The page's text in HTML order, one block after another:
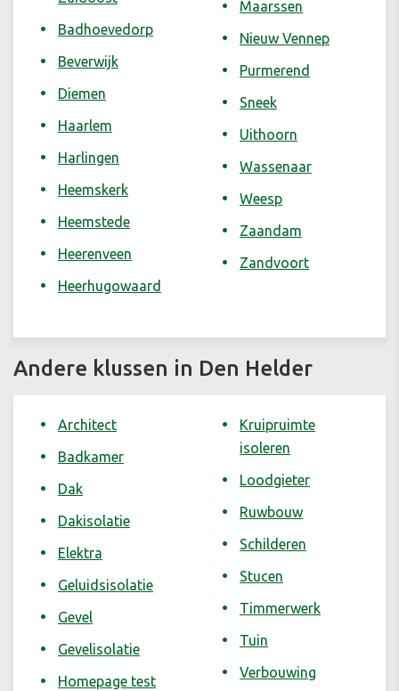
Badhoevedorp
Beverwijk
Diemen
Haarlem
Harlingen
Heemskerk
Heemstede
Heerenveen
Heerhugowaard
Maarssen
Nieuw Vennep
Purmerend
Sneek
Uithoorn
Wassenaar
Weesp
Zaandam
Zandvoort
Andere klussen in Den Helder
Architect
Badkamer
Dak
Dakisolatie
Elektra
Geluidsisolatie
Gevel
Gevelisolatie
Homepage test
Kruipruimte
isoleren
Loodgieter
Ruwbouw
Schilderen
Stucen
Timmerwerk
Tuin
Verbouwing